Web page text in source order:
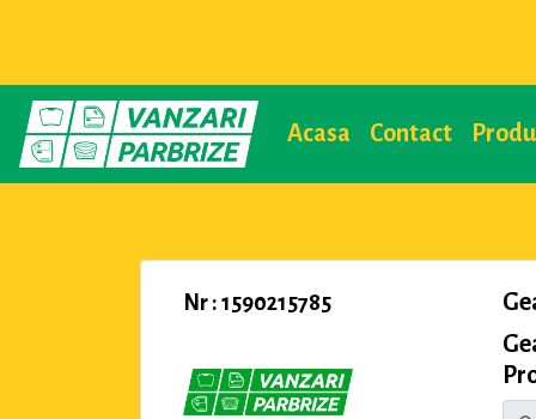
Acasa Contact
Nr : 1590215785